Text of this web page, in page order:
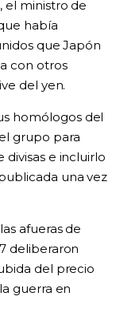
el ministro de
había
que Japón
con otros
del yen.
homólogos del
grupo para
e incluirlo
una vez
afueras de
deliberaron
del precio
guerra en